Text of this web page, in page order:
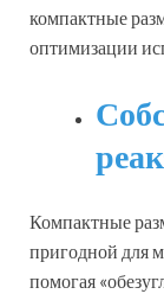
компактные
оптимизации
Компактные
пригодной для
помогая